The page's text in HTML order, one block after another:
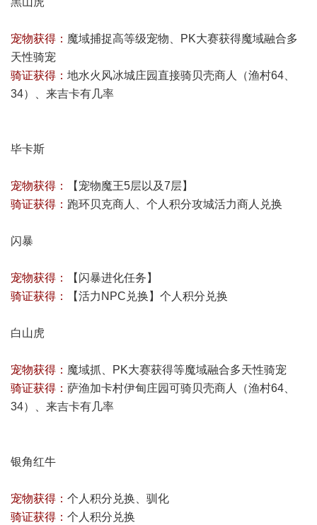
宠物获得： 魔域捕捉高等级宠物、PK大赛获得魔域融合多
天性骑宠
骑证获得： 地水火风冰城庄园直接骑贝壳商人（渔村64、
34）、来吉卡有几率
毕卡斯
宠物获得：
【宠物魔王5层以及7层】
骑证获得： 跑环贝克商人、个人积分攻城活力商人兑换
闪暴
宠物获得：
【闪暴进化任务】
骑证获得：
【活力NPC兑换】个人积分兑换
白山虎
宠物获得： 魔域抓、PK大赛获得等魔域融合多天性骑宠
骑证获得： 萨渔加卡村伊甸庄园可骑贝壳商人（渔村64、
34）、来吉卡有几率
银角红牛
宠物获得： 个人积分兑换、驯化
骑证获得： 个人积分兑换